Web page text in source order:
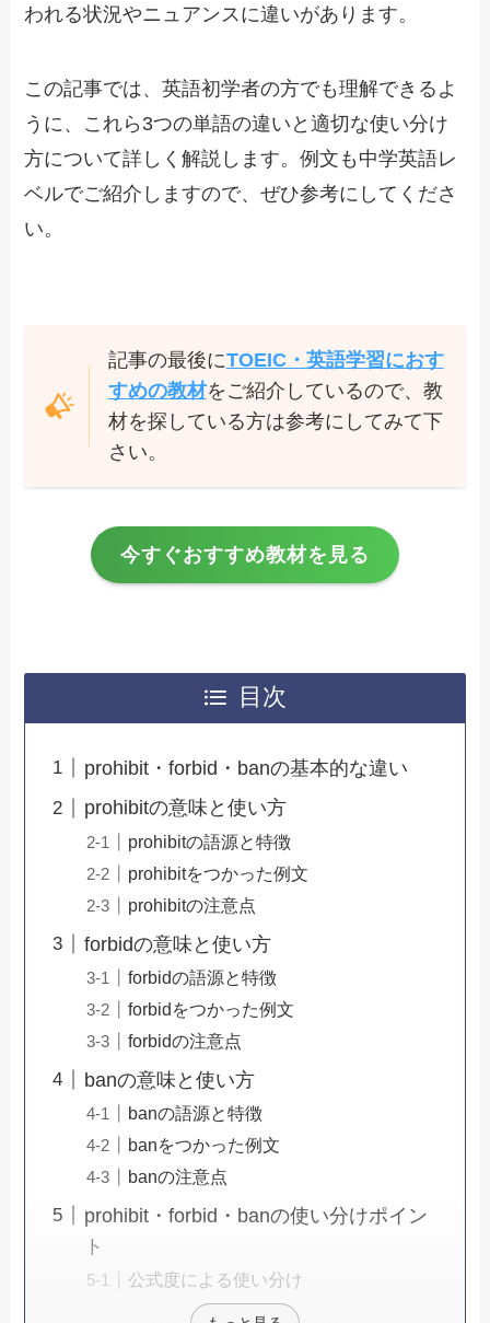
われる状況やニュアンスに違いがあります。
この記事では、英語初学者の方でも理解できるよ
うに、これら3つの単語の違いと適切な使い分け
方について詳しく解説します。例文も中学英語レ
ベルでご紹介しますので、ぜひ参考にしてくださ
い。
記事の最後にTOEIC・英語学習におす
すめの教材をご紹介しているので、教
材を探している方は参考にしてみて下
さい。
今すぐおすすめ教材を見る
目次
prohibit・forbid・banの基本的な違い
prohibitの意味と使い方
prohibitの語源と特徴
prohibitをつかった例文
prohibitの注意点
forbidの意味と使い方
forbidの語源と特徴
forbidをつかった例文
forbidの注意点
banの意味と使い方
banの語源と特徴
banをつかった例文
banの注意点
prohibit・forbid・banの使い分けポイン
ト
公式度による使い分け